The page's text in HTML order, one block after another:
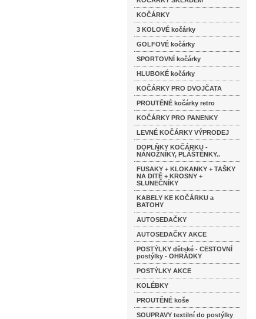
KOČÁRKY
3 KOLOVÉ kočárky
GOLFOVÉ kočárky
SPORTOVNÍ kočárky
HLUBOKÉ kočárky
KOČÁRKY PRO DVOJČATA
PROUTĚNÉ kočárky retro
KOČÁRKY PRO PANENKY
LEVNÉ KOČÁRKY VÝPRODEJ
DOPLŇKY KOČÁRKU -
NÁNOŽNÍKY, PLÁŠTĚNKY..
FUSAKY + KLOKANKY + TAŠKY
NA DITĚ + KROSNY +
SLUNEČNÍKY
KABELY KE KOČÁRKU a
BATOHY
AUTOSEDAČKY
AUTOSEDAČKY AKCE
POSTÝLKY dětské - CESTOVNÍ
postýlky - OHRÁDKY
POSTÝLKY AKCE
KOLÉBKY
PROUTĚNÉ koše
SOUPRAVY textilní do postýlky